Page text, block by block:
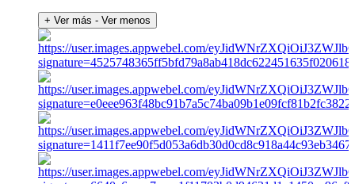
+ Ver más - Ver menos